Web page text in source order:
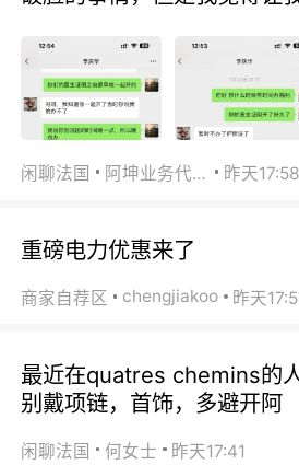
闲聊法国 阿坤业务代办 昨天17:58
重磅电力优惠来了
商家自荐区 chengjiakoo 昨天
最近在quatres chemins的
别戴项链，首饰，多避开阿
闲聊法国 何女士 昨天17:41